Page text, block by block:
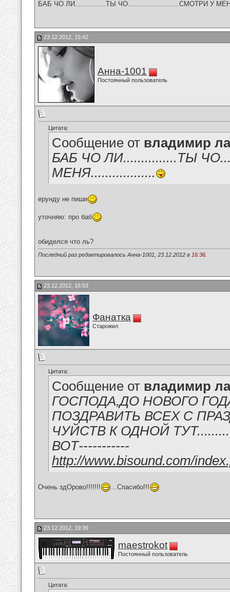
БАБ ЧО ЛИ...............ТЫ ЧО.........................СМОТРИ У
23.12.2012, 15:42
Анна-1001
Постоянный пользователь
Цитата:
Сообщение от владимир
БАБ ЧО ЛИ...............ТЫ
МЕНЯ..................
ерунду не пиши
уточняю: про баб
обиделся что ль?
Последний раз редактировалось Анна-1001, 23.12.2012 в 16:36
23.12.2012, 16:53
Фанатка
Старожил
Цитата:
Сообщение от владимир
ГОСПОДА,ДО НОВОГО
ПОЗДРАВИТЬ ВСЕХ С
ЧУЙСТВ К ОДНОЙ
ВОТ-----------
http://www.bisound.com/
Очень здОрово!!!!!!! ...Спасибо!!!
23.12.2012, 19:39
maestrokot
Постоянный пользователь
Цитата: